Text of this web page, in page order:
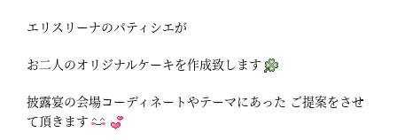
エリスリーナのパティシエが
お二人のオリジナルケーキを作成致します
披露宴の会場コーディネートやテーマにあった ご提案をさせ
て頂きます